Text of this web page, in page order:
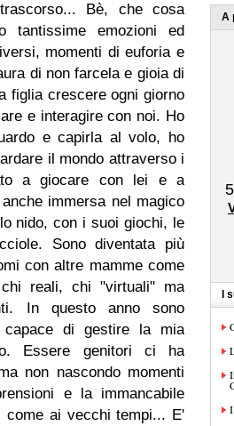
Bè, che cosa
tantissime emozioni ed
momenti di euforia e
di non farcela e gioia di
figlia crescere ogni giorno
e interagire con noi. Ho
e capirla al volo, ho
il mondo attraverso i
a giocare con lei e a
immersa nel magico
nido, con i suoi giochi, le
Sono diventata più
con altre mamme come
reali, chi "virtuali" ma
In questo anno sono
capace di gestire la mia
Essere genitori ci ha
non nascondo momenti
e la immancabile
come ai vecchi tempi... E'
A
I